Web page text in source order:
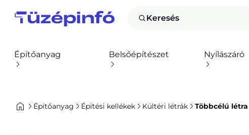
Keresés
Építőanyag Belsőépítészet Nyílászáró
Építőanyag Építési kellékek Kültéri létrák Többcélú